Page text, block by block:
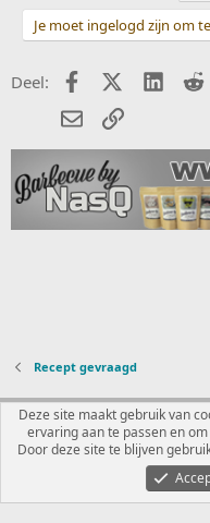
Je moet ingelogd zijn om
Deel: FacebookX (Twitter)
E-mailkoppeling
Recept gevraagd
Nederlands
Contact
Voorwaarden en
Community platform by XenForo ®
Deze site maakt gebruik van
ervaring aan te passen en
Door deze site te blijven